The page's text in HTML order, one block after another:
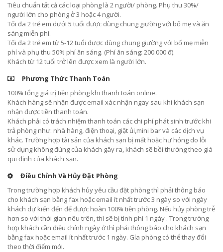
Tiêu chuẩn tất cả các loại phòng là 2 người/ phòng. Phụ thu 30%/
người lớn cho phòng ở 3 hoặc 4 người.
Tối đa 2 trẻ em dưới 5 tuổi được dùng chung giường với bố mẹ và ăn
sáng miễn phí.
Tối đa 2 trẻ em từ 5-12 tuổi được dùng chung giường với bố mẹ miễn
phí và phụ thu 50% phí ăn sáng. (Phí ăn sáng: 200.000 đ).
Khách từ 12 tuổi trở lên được xem là người lớn.
Phương Thức Thanh Toán
100% tổng giá trị tiền phòng khi thanh toán online.
Khách hàng sẽ nhận được email xác nhận ngay sau khi khách sạn
nhận được tiền thanh toán.
Khách phải có trách nhiệm thanh toán các chi phí phát sinh trước khi
trả phòng như: nhà hàng, điện thoại, giặt ủi,mini bar và các dịch vụ
khác. Trường hợp tài sản của khách sạn bị mất hoặc hư hỏng do lỗi
sử dụng không đúng của khách gây ra, khách sẽ bồi thường theo giá
qui định của khách sạn.
Điều Chỉnh Và Hủy Đặt Phòng
Trong trường hợp khách hủy yêu cầu đặt phòng thì phải thông báo
cho khách sạn bằng fax hoặc email ít nhất trước 3 ngày so với ngày
khách dự kiến đến để được hoàn 100% tiền phòng. Nếu hủy phòng trễ
hơn so với thời gian nêu trên, thì sẽ bị tính phí 1 ngày . Trong trường
hợp khách cần điều chỉnh ngày ở thì phải thông báo cho khách sạn
bằng fax hoặc email ít nhất trước 1 ngày. Gía phòng có thể thay đổi
theo thời điểm mới.